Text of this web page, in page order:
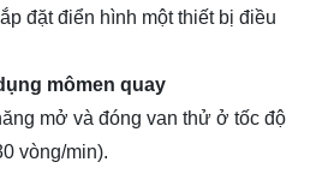
đặt điển hình một thiết bị điều
mômen quay
mở và đóng van thử ở tốc độ
vòng/min).